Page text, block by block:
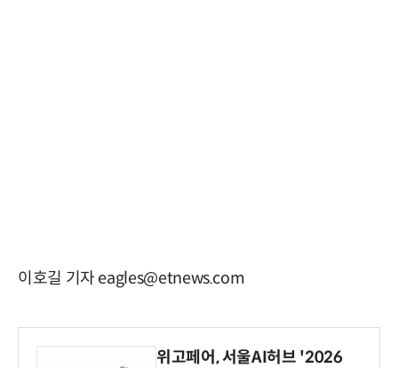
이호길 기자 eagles@etnews.com
위고페어, 서울AI허브 '2026